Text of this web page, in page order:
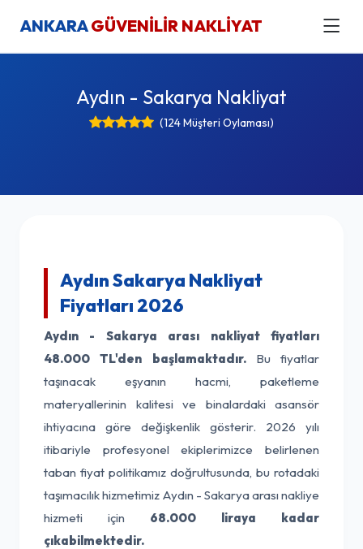
ANKARAGÜVENİLİR NAKLİYAT
Aydın - Sakarya Nakliyat
(124 Müşteri Oylaması)
Aydın Sakarya Nakliyat
Fiyatları 2026
Aydın - Sakarya arası nakliyat fiyatları
48.000 TL'den başlamaktadır.Bu fiyatlar
taşınacak eşyanın hacmi, paketleme
materyallerinin kalitesi ve binalardaki asansör
ihtiyacına göre değişkenlik gösterir. 2026 yılı
itibariyle profesyonel ekiplerimizce belirlenen
taban fiyat politikamız doğrultusunda, bu rotadaki
taşımacılık hizmetimiz Aydın - Sakarya arası nakliye
hizmeti için 68.000 liraya kadar
çıkabilmektedir.